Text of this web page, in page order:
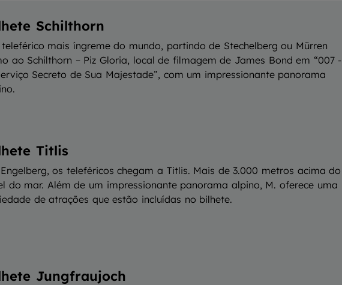
Schilthorn
mais íngreme do mundo, partindo de Stechelberg ou Mürren
ao Schilthorn – Piz Gloria, local de filmagem de James Bond em “007 -
Secreto de Sua Majestade”, com um impressionante panorama
Titlis
os teleféricos chegam a Titlis. Mais de 3.000 metros acima do
do mar. Além de um impressionante panorama alpino, M. oferece uma
de atrações que estão incluídas no bilhete.
Jungfraujoch